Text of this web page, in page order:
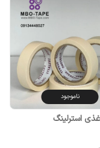
ناموجود
استرلینگ